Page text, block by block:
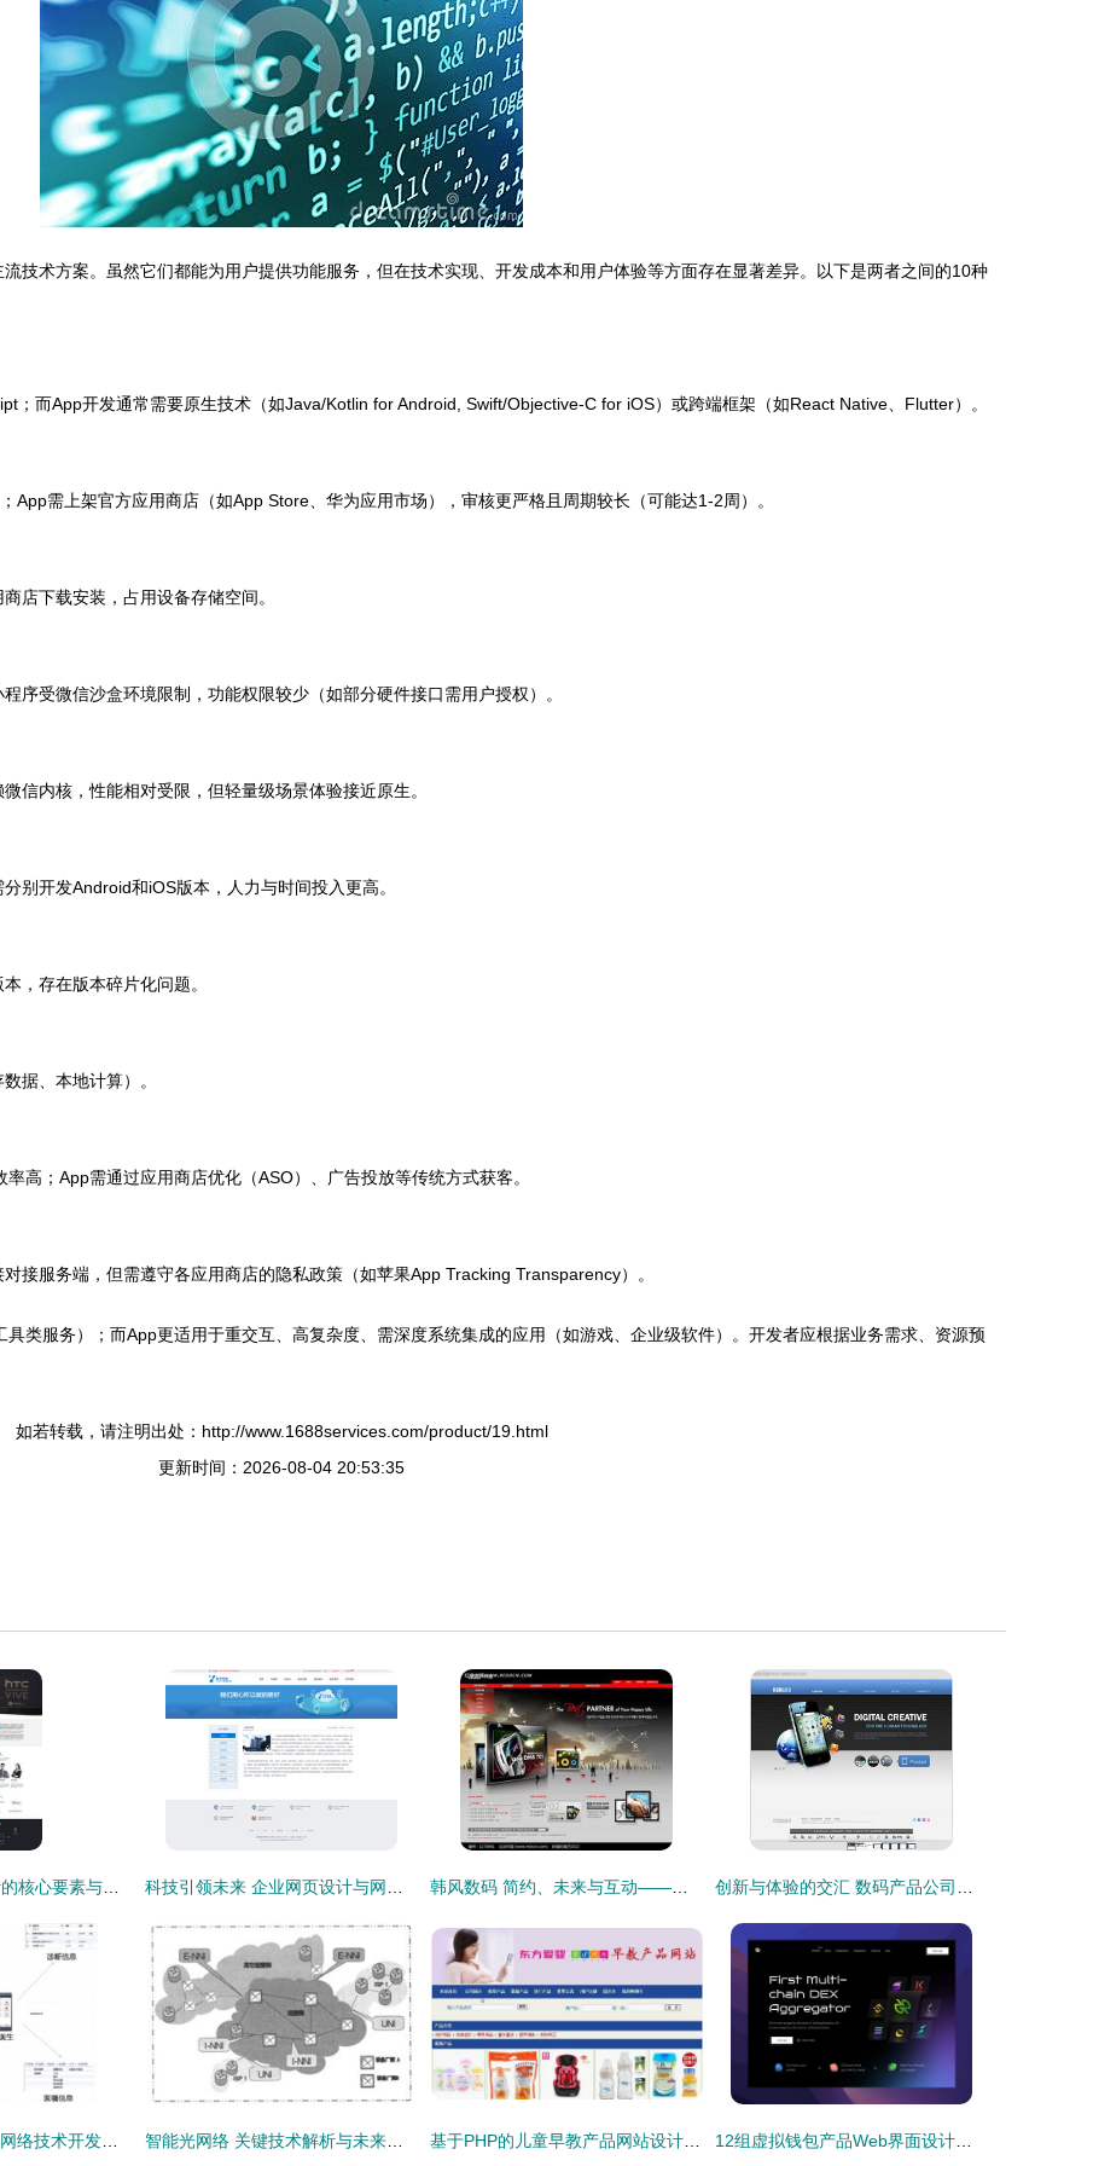
技术方案。虽然它们都能为用户提供功能服务，但在技术实现、开发成本和用户体验等方面存在显著差异。以下是两者之间的10种
；而App开发通常需要原生技术（如Java/Kotlin for Android, Swift/Objective-C for iOS）或跨端框架（如React Native、Flutter）。
需上架官方应用商店（如App Store、华为应用市场），审核更严格且周期较长（可能达1-2周）。
店下载安装，占用设备存储空间。
序受微信沙盒环境限制，功能权限较少（如部分硬件接口需用户授权）。
信内核，性能相对受限，但轻量级场景体验接近原生。
别开发Android和iOS版本，人力与时间投入更高。
，存在版本碎片化问题。
据、本地计算）。
高；App需通过应用商店优化（ASO）、广告投放等传统方式获客。
接服务端，但需遵守各应用商店的隐私政策（如苹果App Tracking Transparency）。
类服务）；而App更适用于重交互、高复杂度、需深度系统集成的应用（如游戏、企业级软件）。开发者应根据业务需求、资源预
如若转载，请注明出处：http://www.1688services.com/product/19.html
更新时间：2026-08-04 20:53:35